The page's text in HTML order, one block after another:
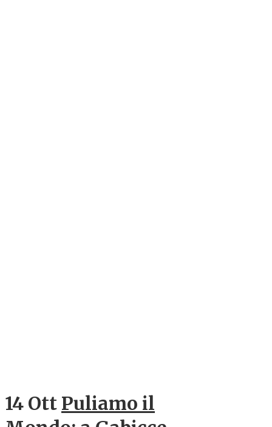
14 Ott Puliamo il